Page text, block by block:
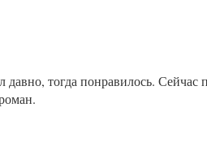
давно, тогда понравилось. Сейчас